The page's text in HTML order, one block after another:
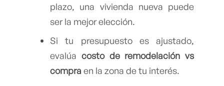
plazo, una vivienda nueva puede
ser la mejor elección.
Si tu presupuesto es ajustado,
evalúa costo de remodelación vs
compra en la zona de tu interés.